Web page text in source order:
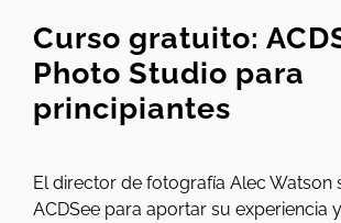
Curso gratuito:
Photo Studio para
principiantes
El director de fotografía Alec Watson
ACDSee para aportar su experiencia